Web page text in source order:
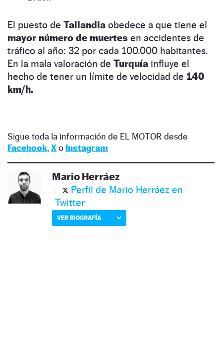
El puesto de Tailandia obedece a que tiene el
mayor número de muertes en accidentes de
tráfico al año: 32 por cada 100.000 habitantes.
En la mala valoración de Turquía influye el
hecho de tener un límite de velocidad de 140
km/h.
Sigue toda la información de EL MOTOR desde
Facebook, Xo Instagram
Mario Herráez
Perfil de Mario Herráez en
Twitter
VER BIOGRAFÍA